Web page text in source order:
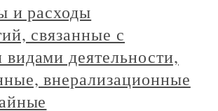
и расходы
связанные с
деятельности,
внерализационные